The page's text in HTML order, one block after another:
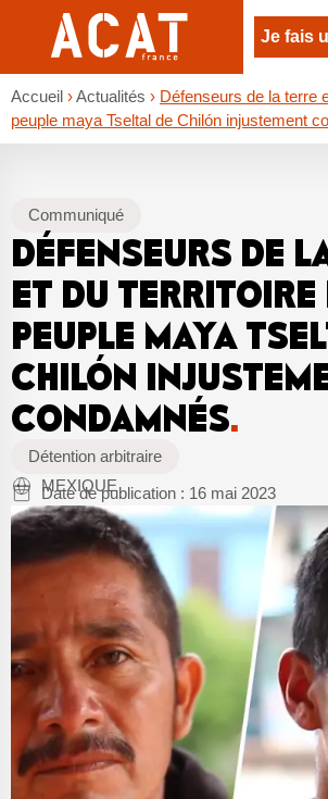
Je fais
Accueil ›Actualités › Défenseurs de la terre
peuple maya Tseltal de Chilón injustement
Communiqué
DÉFENSEURS DE
ET DU TERRITOIRE
PEUPLE MAYA
CHILÓN
CONDAMNÉS.
Détention arbitraire
MEXIQUE
Date de publication : 16 mai 2023